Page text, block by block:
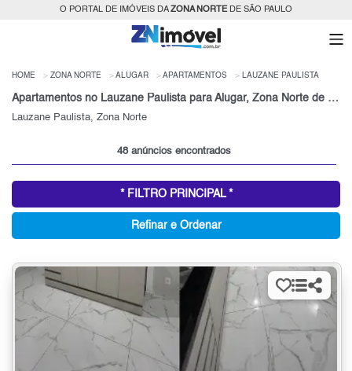
O PORTAL DE IMÓVEIS DAZONA NORTEDE SÃO PAULO
HOME ZONA NORTE ALUGAR APARTAMENTOS LAUZANE PAULISTA
Apartamentos no Lauzane Paulista para Alugar, Zona Norte de São Paulo, SP
Lauzane Paulista, Zona Norte
48 anúncios encontrados
* FILTRO PRINCIPAL *
Refinar e Ordenar